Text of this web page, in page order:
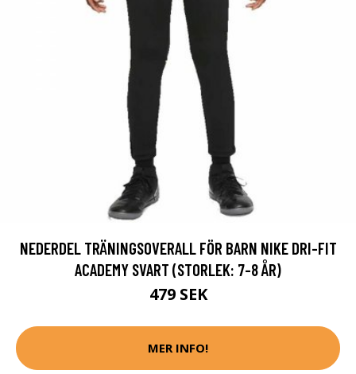
NEDERDEL TRÄNINGSOVERALL FÖR BARN NIKE DRI-FIT
ACADEMY SVART (STORLEK: 7-8 ÅR)
479 SEK
MER INFO!